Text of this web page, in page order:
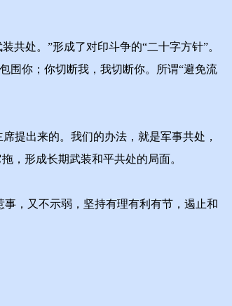
处。”形成了对印斗争的“二十字方针”。
围你；你切断我，我切断你。所谓“避免流
提出来的。我们的办法，就是军事共处，
，形成长期武装和平共处的局面。
，又不示弱，坚持有理有利有节，遏止和